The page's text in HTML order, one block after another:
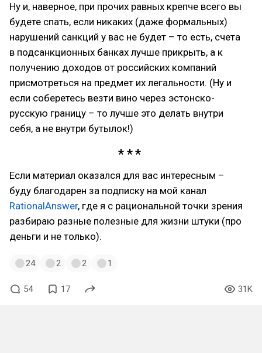
Ну и, наверное, при прочих равных крепче всего вы
будете спать, если никаких (даже формальных)
нарушений санкций у вас не будет – то есть, счета
в подсанкционных банках лучше прикрыть, а к
получению доходов от российских компаний
присмотреться на предмет их легальности. (Ну и
если соберетесь везти вино через эстонско-
русскую границу – то лучше это делать внутри
себя, а не внутри бутылок!)
Если материал оказался для вас интересным –
буду благодарен за подписку на мой канал
RationalAnswer, где я с рациональной точки зрения
разбираю разные полезные для жизни штуки (про
деньги и не только).
24 2 2 1
54 17 31K